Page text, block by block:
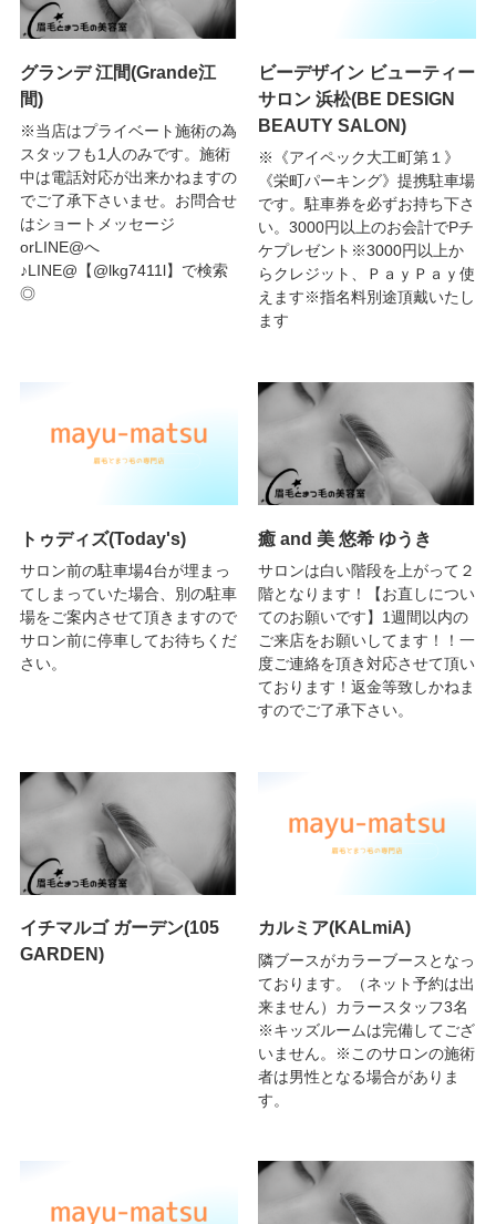
グランデ 江間(Grande江
間)
※当店はプライベート施術の為
スタッフも1人のみです。施術
中は電話対応が出来かねますの
でご了承下さいませ。お問合せ
はショートメッセージ
orLINE@へ
♪LINE@【@lkg7411l】で検索
◎
ビーデザイン ビューティー
サロン 浜松(BE DESIGN
BEAUTY SALON)
※《アイペック大工町第１》
《栄町パーキング》提携駐車場
です。駐車券を必ずお持ち下さ
い。3000円以上のお会計でPチ
ケプレゼント※3000円以上か
らクレジット、ＰａｙＰａｙ使
えます※指名料別途頂戴いたし
ます
トゥディズ(Today's)
サロン前の駐車場4台が埋まっ
てしまっていた場合、別の駐車
場をご案内させて頂きますので
サロン前に停車してお待ちくだ
さい。
癒 and 美 悠希 ゆうき
サロンは白い階段を上がって２
階となります！【お直しについ
てのお願いです】1週間以内の
ご来店をお願いしてます！！一
度ご連絡を頂き対応させて頂い
ております！返金等致しかねま
すのでご了承下さい。
イチマルゴ ガーデン(105
GARDEN)
カルミア(KALmiA)
隣ブースがカラーブースとなっ
ております。（ネット予約は出
来ません）カラースタッフ3名
※キッズルームは完備してござ
いません。※このサロンの施術
者は男性となる場合がありま
す。